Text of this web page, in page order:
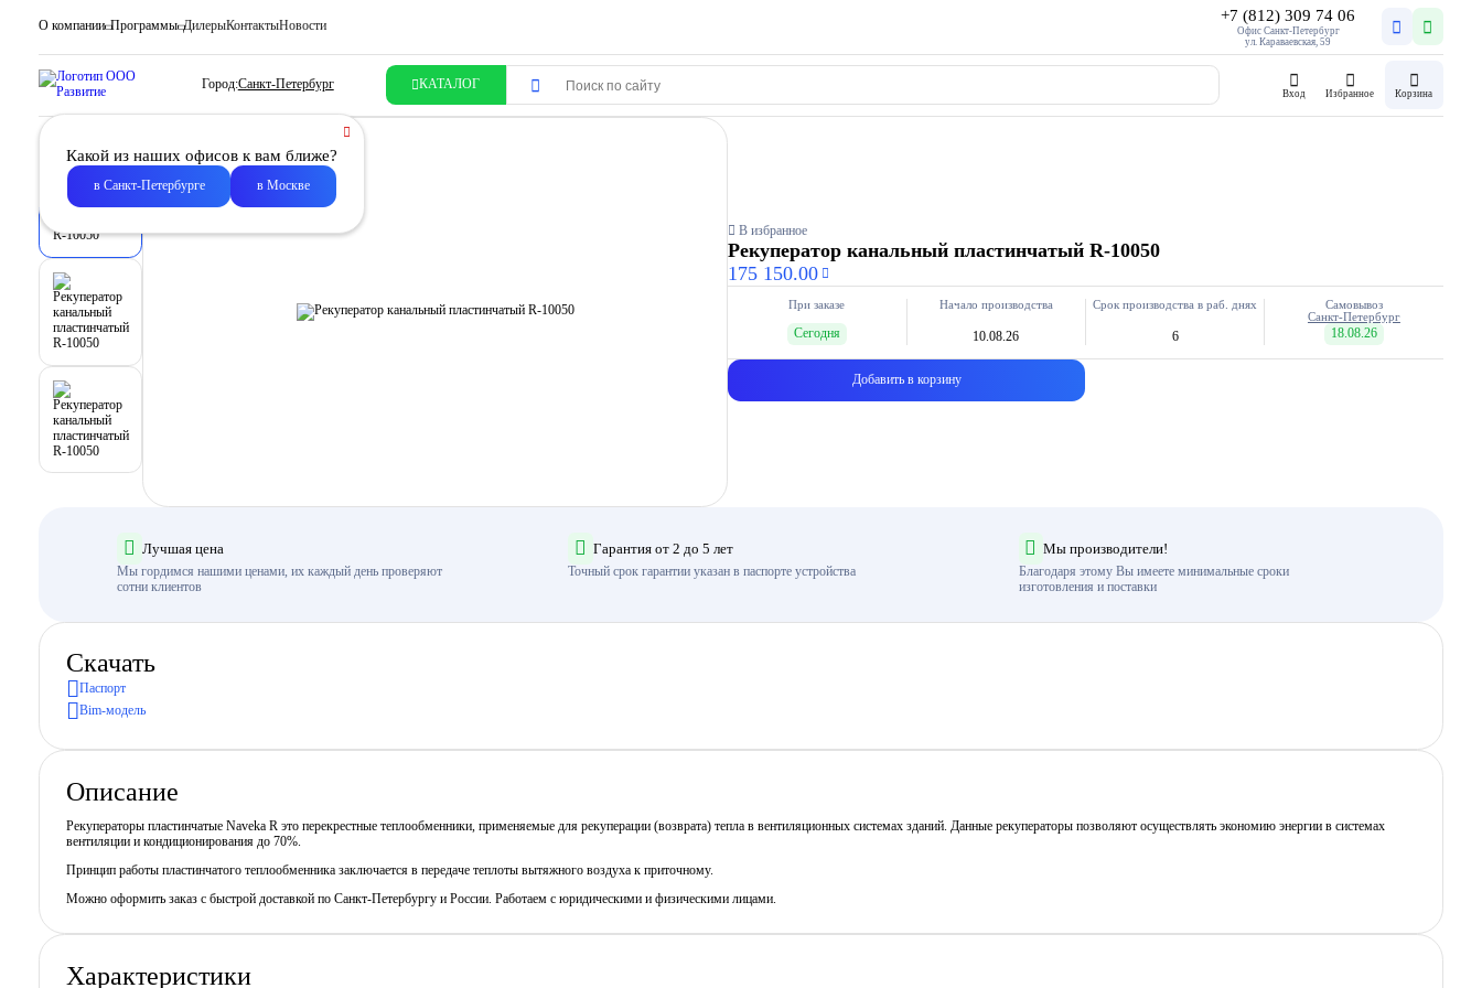
О компании Программы ДилерыКонтактыНовости
+7 (812) 309 74 06
Офис Санкт-Петербург
ул. Караваевская, 59
Город:Санкт-Петербург КАТАЛОГ
Вход Избранное Корзина
Какой из наших офисов к вам ближе?
в Санкт-Петербурге в Москве
В избранное
Рекуператор канальный пластинчатый R-10050
175 150.00
При заказе
Сегодня
Начало производства
10.08.26
Срок производства в раб. днях
6
Самовывоз
Санкт-Петербург
18.08.26
Добавить в корзину
Лучшая цена
Мы гордимся нашими ценами, их каждый день проверяют
сотни клиентов
Гарантия от 2 до 5 лет
Точный срок гарантии указан в паспорте устройства
Мы производители!
Благодаря этому Вы имеете минимальные сроки
изготовления и поставки
Скачать
Паспорт
Bim-модель
Описание
Рекуператоры пластинчатые Naveka R это перекрестные теплообменники, применяемые для рекуперации (возврата) тепла в вентиляционных системах зданий. Данные рекуператоры позволяют осуществлять экономию энергии в системах
вентиляции и кондиционирования до 70%.
Принцип работы пластинчатого теплообменника заключается в передаче теплоты вытяжного воздуха к приточному.
Можно оформить заказ с быстрой доставкой по Санкт-Петербургу и России. Работаем с юридическими и физическими лицами.
Характеристики